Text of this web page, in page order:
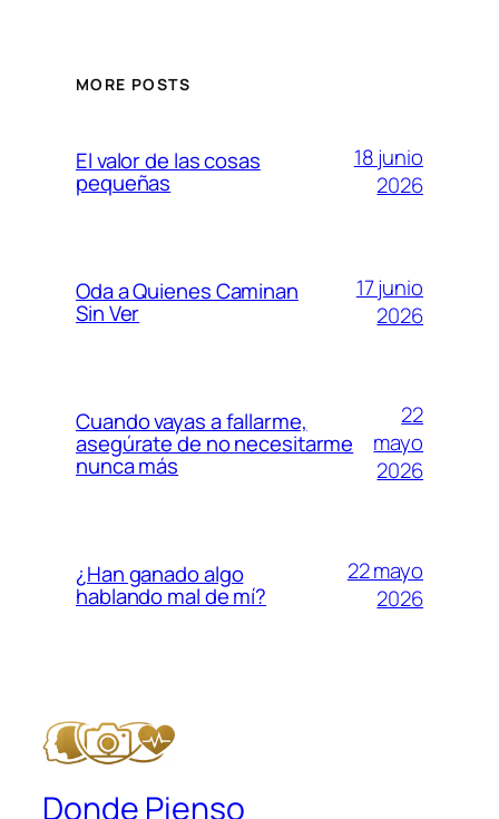
MORE POSTS
El valor de las cosas
pequeñas
18 junio
2026
Oda a Quienes Caminan
Sin Ver
17 junio
2026
Cuando vayas a fallarme,
asegúrate de no necesitarme
nunca más
22
mayo
2026
¿Han ganado algo
hablando mal de mí?
22 mayo
2026
Donde Pienso